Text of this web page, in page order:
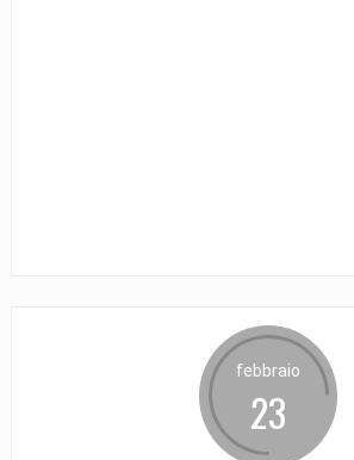
febbraio
23